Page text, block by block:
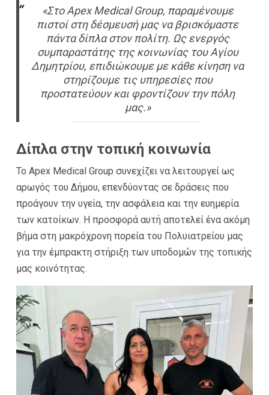
«Στο Apex Medical Group, παραμένουμε
πιστοί στη δέσμευσή μας να βρισκόμαστε
πάντα δίπλα στον πολίτη. Ως ενεργός
συμπαραστάτης της κοινωνίας του Αγίου
Δημητρίου, επιδιώκουμε με κάθε κίνηση να
στηρίζουμε τις υπηρεσίες που
προστατεύουν και φροντίζουν την πόλη
μας.»
​Δίπλα στην τοπική κοινωνία
Το Apex Medical Group συνεχίζει να λειτουργεί ως
αρωγός του Δήμου, επενδύοντας σε δράσεις που
προάγουν την υγεία, την ασφάλεια και την ευημερία
των κατοίκων. Η προσφορά αυτή αποτελεί ένα ακόμη
βήμα στη μακρόχρονη πορεία του Πολυιατρείου μας
για την έμπρακτη στήριξη των υποδομών της τοπικής
μας κοινότητας.